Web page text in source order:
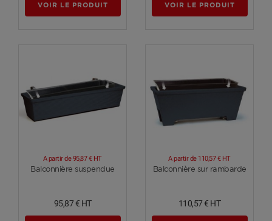
VOIR LE PRODUIT VOIR LE PRODUIT
Voir plus
Balconnière suspendue
A partir de95,87 € HT
95,87 € HT
Voir plus
Balconnière sur rambarde
A partir de 110,57 € HT
110,57 € HT